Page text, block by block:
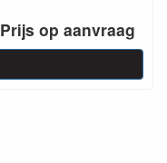
Prijs op aanvraag